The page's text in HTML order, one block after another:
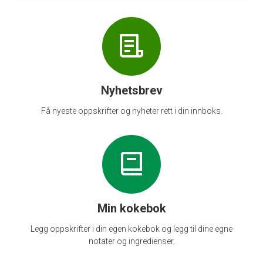
Nyhetsbrev
Få nyeste oppskrifter og nyheter rett i din innboks.
Min kokebok
Legg oppskrifter i din egen kokebok og legg til dine egne
notater og ingredienser.